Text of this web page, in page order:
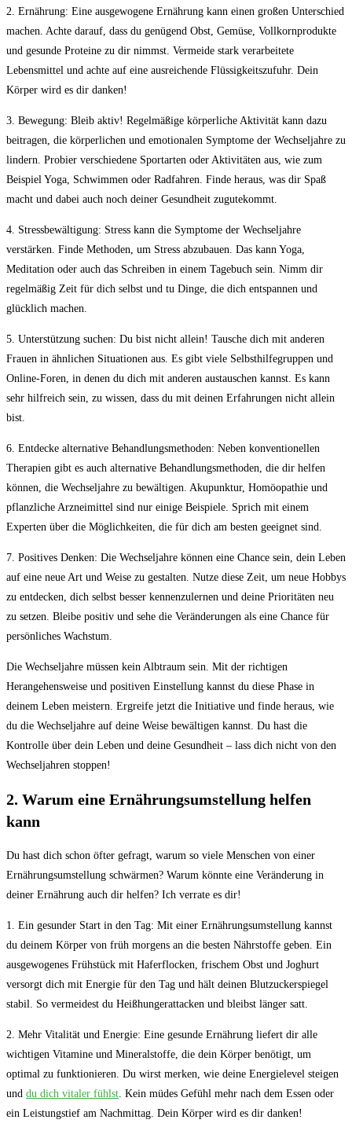
2. Ernährung: Eine ausgewogene Ernährung kann einen großen Unterschied
machen. Achte darauf,​ dass ⁤du genügend ‌Obst,⁤ Gemüse, ⁢Vollkornprodukte
und‍ gesunde Proteine zu ⁣dir⁢ nimmst. Vermeide stark verarbeitete⁣
Lebensmittel und⁤ achte auf eine ausreichende⁤ Flüssigkeitszufuhr. Dein
Körper wird es ⁢dir danken!
3. Bewegung: Bleib aktiv! Regelmäßige körperliche ‌Aktivität kann⁤ dazu
beitragen, die körperlichen und emotionalen Symptome der Wechseljahre zu
lindern. Probier‍ verschiedene Sportarten oder Aktivitäten aus, wie zum
Beispiel ⁤Yoga, Schwimmen oder Radfahren. Finde heraus, was⁣ dir ⁢Spaß‍
macht und dabei⁤ auch ‍noch deiner Gesundheit zugutekommt.
4. Stressbewältigung: ‍Stress kann die Symptome der Wechseljahre
verstärken. Finde Methoden, ⁢um Stress‌ abzubauen. Das kann Yoga,‌
Meditation⁢ oder auch​ das‌ Schreiben in ‌einem Tagebuch sein. ⁢Nimm dir
‍regelmäßig Zeit für dich selbst ⁤und tu Dinge, die dich entspannen und
glücklich machen.
5. Unterstützung⁤ suchen: Du⁣ bist nicht allein! Tausche dich mit anderen
Frauen in ⁢ähnlichen Situationen aus. ‌Es gibt viele Selbsthilfegruppen und
Online-Foren,⁣ in denen du dich mit anderen austauschen kannst. Es kann
sehr hilfreich sein, zu wissen, dass du‌ mit ⁣deinen Erfahrungen‍ nicht⁤ allein⁢
bist.
6. ⁤Entdecke⁢ alternative Behandlungsmethoden: Neben konventionellen
‍Therapien gibt es ‍auch alternative Behandlungsmethoden, die dir helfen
können, die Wechseljahre zu bewältigen. Akupunktur, Homöopathie und
pflanzliche Arzneimittel⁢ sind ‌nur einige ‍Beispiele. Sprich‌ mit einem​
Experten über‌ die Möglichkeiten, die für dich am besten geeignet sind.
7. Positives Denken: Die Wechseljahre ‌können eine ⁤Chance sein, dein Leben
auf⁢ eine neue⁤ Art und‍ Weise zu gestalten. ‌Nutze diese Zeit, um neue Hobbys
zu ‌entdecken, dich selbst ​besser ‌kennenzulernen und deine​ Prioritäten​ neu
zu setzen. Bleibe positiv ‍und sehe die Veränderungen ⁤als eine Chance für
persönliches Wachstum.
Die Wechseljahre⁣ müssen ⁣kein Albtraum sein. ⁣Mit der richtigen
⁣Herangehensweise und positiven Einstellung kannst‌ du diese Phase in
‍deinem Leben meistern.⁢ Ergreife ⁤jetzt die Initiative und finde heraus, wie
du die Wechseljahre auf⁤ deine Weise bewältigen ⁢kannst. Du⁢ hast​ die
Kontrolle über dein Leben und ⁣deine⁣ Gesundheit – lass dich nicht von‌ den
Wechseljahren stoppen!
2. Warum eine Ernährungsumstellung‌ helfen
kann
Du hast​ dich schon ⁢öfter gefragt, warum so viele ​Menschen‌ von einer
⁤Ernährungsumstellung schwärmen? ‌Warum könnte eine Veränderung in
deiner ⁤Ernährung auch dir ⁤helfen? Ich verrate⁣ es dir!
1. Ein gesunder Start in ⁢den ⁢Tag: ‌Mit einer ⁤Ernährungsumstellung kannst
du deinem Körper von früh morgens an die besten⁤ Nährstoffe geben.⁢ Ein
ausgewogenes Frühstück mit Haferflocken, frischem⁢ Obst und Joghurt
versorgt ‌dich mit Energie ​für den Tag und hält deinen Blutzuckerspiegel
stabil. So vermeidest du ‌Heißhungerattacken und⁤ bleibst ‌länger satt.
2. Mehr Vitalität und Energie: Eine gesunde ⁢Ernährung⁤ liefert dir ‌alle
wichtigen Vitamine‌ und Mineralstoffe, die dein Körper benötigt, um
optimal zu funktionieren. Du wirst merken, wie deine ​Energielevel ​steigen
und du dich ⁣vitaler ⁢fühlst . Kein müdes Gefühl mehr ⁤nach dem Essen⁢ oder
ein Leistungstief am Nachmittag. ⁤Dein Körper ‍wird es ⁣dir ⁢danken!